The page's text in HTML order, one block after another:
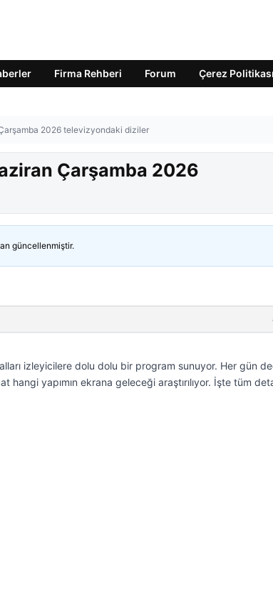
Firma Rehberi Forum Çerez Politikası
2026 televizyondaki diziler
Çarşamba 2026
güncellenmiştir.
izleyicilere dolu dolu bir program sunuyor. Her gün
hangi yapımın ekrana geleceği araştırılıyor. İşte tüm